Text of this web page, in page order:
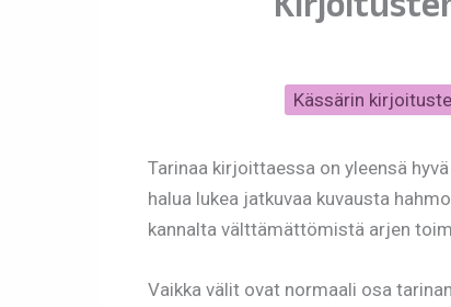
Kässärin
Tarinaa kirjoittaessa on yleensä
halua lukea jatkuvaa kuvausta
kannalta välttämättömistä arjen
Vaikka välit ovat normaali osa